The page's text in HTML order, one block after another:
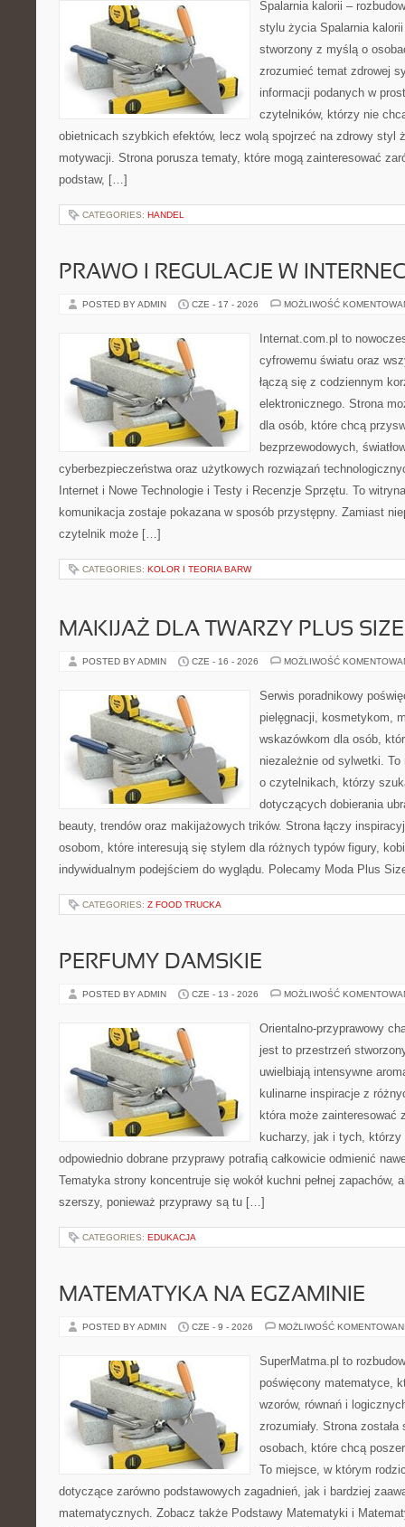
Spalarnia kalorii –
stylu życia Spalarnia
stworzony z myślą o
zrozumieć temat zdrowej
informacji podanych w
czytelników, którzy nie
obietnicach szybkich efektów, lecz wolą spojrzeć na zdrowy styl
motywacji. Strona porusza tematy, które mogą zainteresować
podstaw, […]
CATEGORIES: HANDEL
PRAWO I REGULACJE W
POSTED BY ADMIN CZE - 17 - 2026 MOŻLIWOŚĆ
Internat.com.pl to
cyfrowemu światu oraz
łączą się z codziennym
elektronicznego. Strona
dla osób, które chcą
bezprzewodowych,
cyberbezpieczeństwa oraz użytkowych rozwiązań
Internet i Nowe Technologie i Testy i Recenzje Sprzętu. To
komunikacja zostaje pokazana w sposób przystępny. Zamiast
czytelnik może […]
CATEGORIES: KOLOR I TEORIA BARW
MAKIJAŻ DLA TWARZY PLUS SIZE
POSTED BY ADMIN CZE - 16 - 2026 MOŻLIWOŚĆ
Serwis poradnikowy
pielęgnacji, kosmetykom,
wskazówkom dla osób,
niezależnie od sylwetki.
o czytelnikach, którzy
dotyczących dobierania
beauty, trendów oraz makijażowych trików. Strona łączy
osobom, które interesują się stylem dla różnych typów figury,
indywidualnym podejściem do wyglądu. Polecamy Moda Plus
CATEGORIES: Z FOOD TRUCKA
PERFUMY DAMSKIE
POSTED BY ADMIN CZE - 13 - 2026 MOŻLIWOŚĆ
Orientalno-przyprawowy
jest to przestrzeń
uwielbiają intensywne
kulinarne inspiracje z
która może zainteresować
kucharzy, jak i tych, którzy
odpowiednio dobrane przyprawy potrafią całkowicie odmienić
Tematyka strony koncentruje się wokół kuchni pełnej zapachów,
szerszy, ponieważ przyprawy są tu […]
CATEGORIES: EDUKACJA
MATEMATYKA NA EGZAMINIE
POSTED BY ADMIN CZE - 9 - 2026 MOŻLIWOŚĆ
SuperMatma.pl to
poświęcony matematyce,
wzorów, równań i
zrozumiały. Strona
osobach, które chcą
To miejsce, w którym
dotyczące zarówno podstawowych zagadnień, jak i bardziej
matematycznych. Zobacz także Podstawy Matematyki i